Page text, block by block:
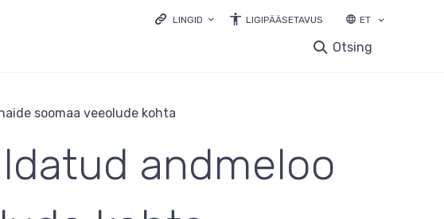
LINGID
LOODUSVAATLUSTE ANDMEBAAS
LOODUSRIKAS EESTI
LIGIPÄÄSETAVUS ET
Otsing
soomaa veeolude kohta
andmeloo